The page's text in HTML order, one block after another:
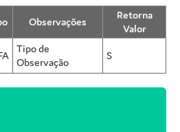
Observações
Retorna
Valor
Tipo de
Observação
S